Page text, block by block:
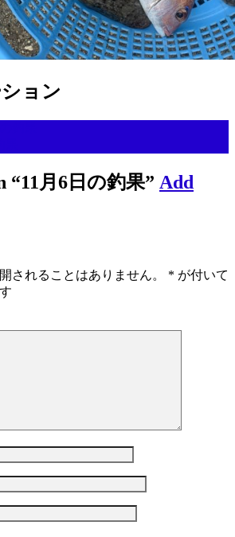
ョン
“11月6日の釣果” Add
されることはありません。 * が付いて